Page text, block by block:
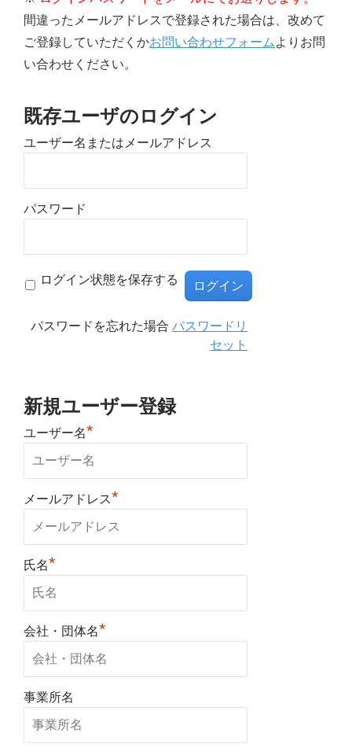
間違ったメールアドレスで登録された場合は、改めて
ご登録していただくかお問い合わせフォーム よりお問
い合わせください。
既存ユーザのログイン
ユーザー名またはメールアドレス
パスワード
ログイン状態を保存する
パスワードを忘れた場合パスワードリ
セット
新規ユーザー登録
ユーザー名*
メールアドレス*
氏名*
会社・団体名*
事業所名